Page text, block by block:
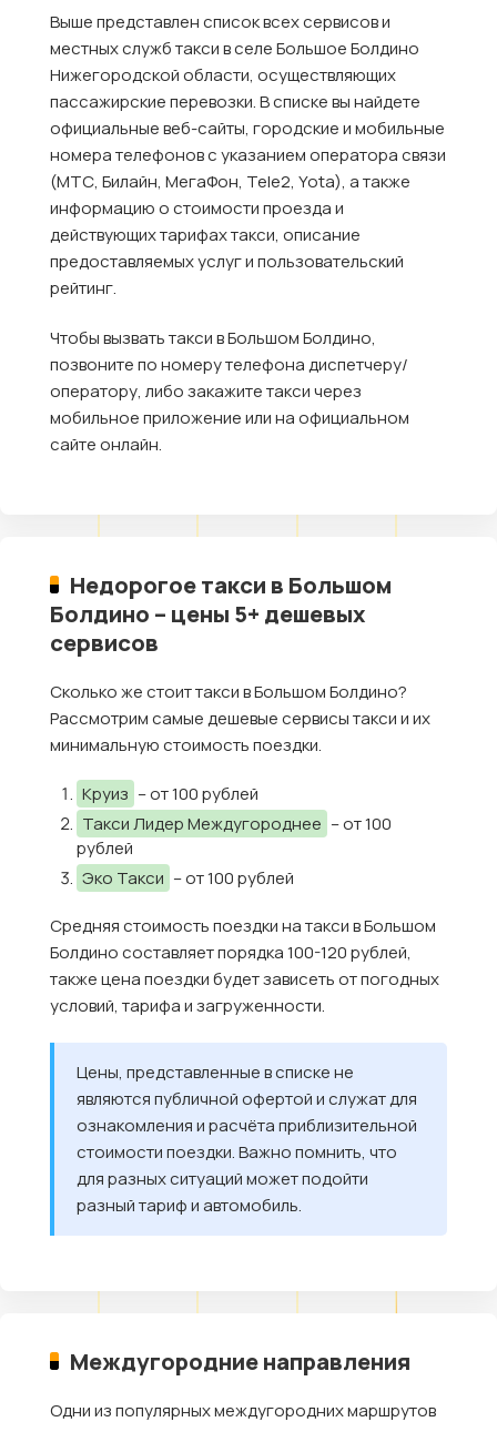
Выше представлен список всех сервисов и
местных служб такси в селе Большое Болдино
Нижегородской области, осуществляющих
пассажирские перевозки. В списке вы найдете
официальные веб-сайты, городские и мобильные
номера телефонов с указанием оператора связи
(МТС, Билайн, МегаФон, Tele2, Yota), а также
информацию о стоимости проезда и
действующих тарифах такси, описание
предоставляемых услуг и пользовательский
рейтинг.
Чтобы вызвать такси в Большом Болдино,
позвоните по номеру телефона диспетчеру/
оператору, либо закажите такси через
мобильное приложение или на официальном
сайте онлайн.
Недорогое такси в Большом
Болдино – цены 5+ дешевых
сервисов
Сколько же стоит такси в Большом Болдино?
Рассмотрим самые дешевые сервисы такси и их
минимальную стоимость поездки.
Круиз – от 100 рублей
Такси Лидер Междугороднее – от 100
рублей
Эко Такси – от 100 рублей
Средняя стоимость поездки на такси в Большом
Болдино составляет порядка 100-120 рублей,
также цена поездки будет зависеть от погодных
условий, тарифа и загруженности.
Цены, представленные в списке не
являются публичной офертой и служат для
ознакомления и расчёта приблизительной
стоимости поездки. Важно помнить, что
для разных ситуаций может подойти
разный тариф и автомобиль.
Междугородние направления
Одни из популярных междугородних маршрутов